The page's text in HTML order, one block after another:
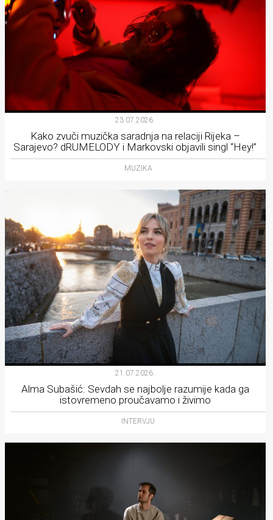
23.07.2026.
Kako zvuči muzička saradnja na relaciji Rijeka –
Sarajevo? dRUMELODY i Markovski objavili singl “Hey!”
MUZIKA
21.07.2026.
Alma Subašić: Sevdah se najbolje razumije kada ga
istovremeno proučavamo i živimo
INTERVJU